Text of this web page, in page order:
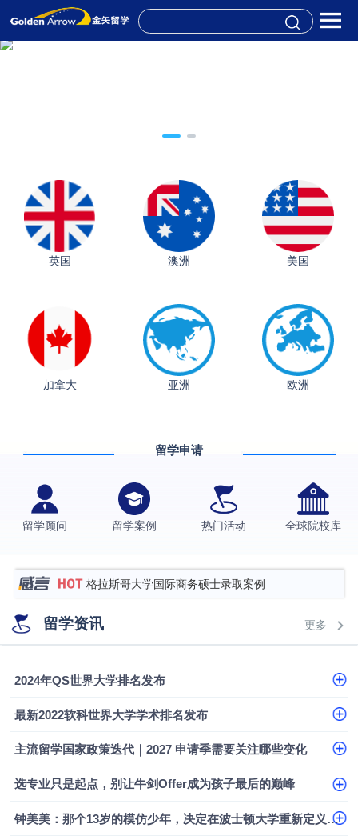
英国 澳洲 美国
加拿大 亚洲 欧洲
留学申请
留学顾问 留学案例 热门活动 全球院校库
从上海财大2+2到谢菲尔德：低均分逆袭QS百强金
融会计硕士实录
​恭喜Z同学荣获剑桥大学录取
格拉斯哥大学国际商务硕士录取案例
伯明翰大学数字媒体与创意产业硕士录取案例
西南财经大学投资学背景，成功斩获英国名校多份
上海财经大学经济学背景成功斩获爱丁堡大学经济学
香港浸会大学伦理与公共事务硕士录取
从上海财大2+2到谢菲尔德：低均分逆袭QS百强金
融会计硕士实录
​恭喜Z同学荣获剑桥大学录取
留学资讯 更多
2024年QS世界大学排名发布
最新2022软科世界大学学术排名发布
主流留学国家政策迭代｜2027 申请季需要关注哪些变化
选专业只是起点，别让牛剑Offer成为孩子最后的巅峰
钟美美：那个13岁的模仿少年，决定在波士顿大学重新定义自己